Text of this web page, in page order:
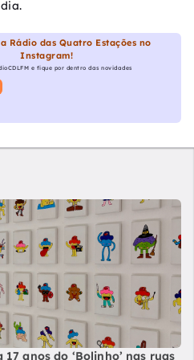
Rádio das Quatro Estações no
Instagram!
e fique por dentro das novidades
anos do ‘Bolinho’ nas ruas